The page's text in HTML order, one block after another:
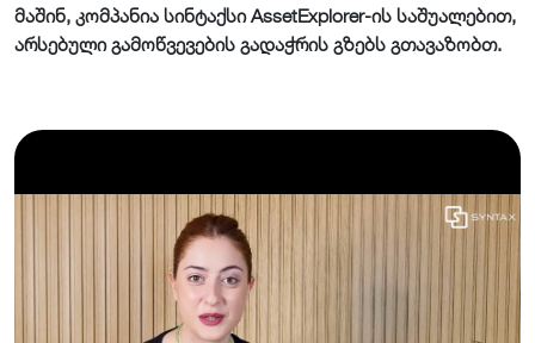
მაშინ, კომპანია სინტაქსი AssetExplorer-ის საშუალებით,
არსებული გამოწვევების გადაჭრის გზებს გთავაზობთ.